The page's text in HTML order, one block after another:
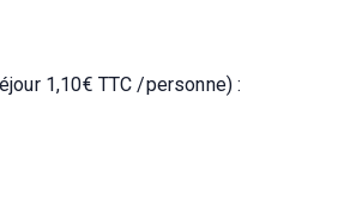
1,10€ TTC /personne) :